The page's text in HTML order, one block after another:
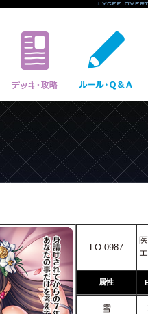
LO-0987
属性
雪